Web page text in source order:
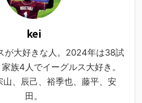
kei
が大好きな人。2024年は38試
族4人でイーグルス大好き。
山、辰己、裕季也、藤平、安
田。